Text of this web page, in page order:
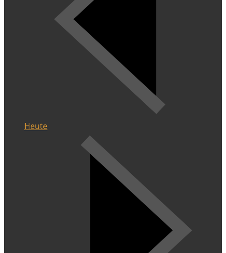
Heute